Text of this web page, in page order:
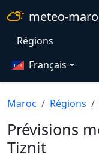
meteo-
Régions
Français
Maroc Régions
Prévisions
Tiznit